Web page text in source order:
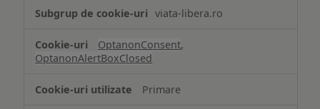
viata-libera.ro
OptanonConsent,
OptanonAlertBoxClosed
Primare